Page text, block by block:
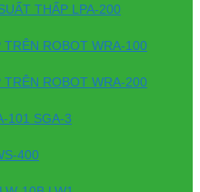
THẤP LPA-200
ROBOT WRA-100
ROBOT WRA-200
101 SGA-3
400